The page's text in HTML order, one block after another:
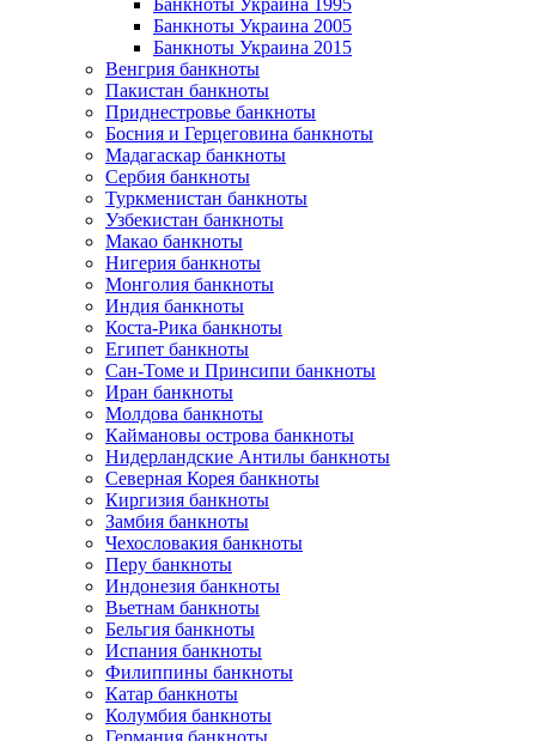
Банкноты Украина 1995
Банкноты Украина 2005
Банкноты Украина 2015
Венгрия банкноты
Пакистан банкноты
Приднестровье банкноты
Босния и Герцеговина банкноты
Мадагаскар банкноты
Сербия банкноты
Туркменистан банкноты
Узбекистан банкноты
Макао банкноты
Нигерия банкноты
Монголия банкноты
Индия банкноты
Коста-Рика банкноты
Египет банкноты
Сан-Томе и Принсипи банкноты
Иран банкноты
Молдова банкноты
Каймановы острова банкноты
Нидерландские Антилы банкноты
Северная Корея банкноты
Киргизия банкноты
Замбия банкноты
Чехословакия банкноты
Перу банкноты
Индонезия банкноты
Вьетнам банкноты
Бельгия банкноты
Испания банкноты
Филиппины банкноты
Катар банкноты
Колумбия банкноты
Германия банкноты